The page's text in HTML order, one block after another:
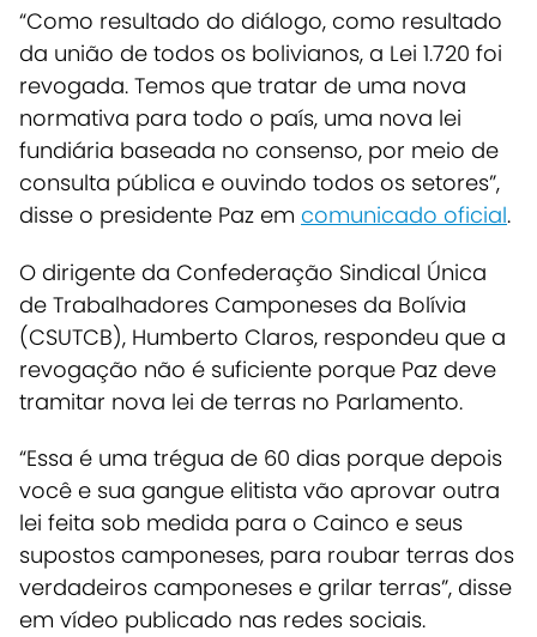
“Como resultado do diálogo, como resultado
da união de todos os bolivianos, a Lei 1.720 foi
revogada. Temos que tratar de uma nova
normativa para todo o país, uma nova lei
fundiária baseada no consenso, por meio de
consulta pública e ouvindo todos os setores”,
disse o presidente Paz em comunicado oficial.
O dirigente da Confederação Sindical Única
de Trabalhadores Camponeses da Bolívia
(CSUTCB), Humberto Claros, respondeu que a
revogação não é suficiente porque Paz deve
tramitar nova lei de terras no Parlamento.
“Essa é uma trégua de 60 dias porque depois
você e sua gangue elitista vão aprovar outra
lei feita sob medida para o Cainco e seus
supostos camponeses, para roubar terras dos
verdadeiros camponeses e grilar terras”, disse
em vídeo publicado nas redes sociais.